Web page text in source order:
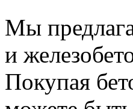
Мы
и
Покупая